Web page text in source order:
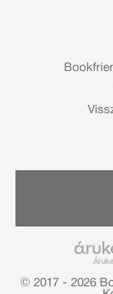
© 2017 - 2026